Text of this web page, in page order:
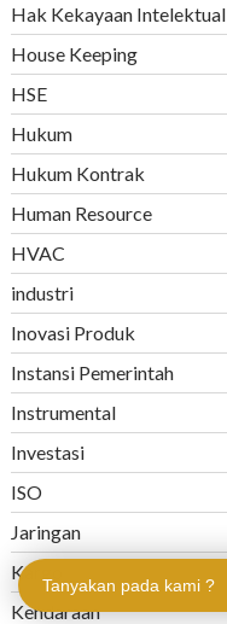
Hak Kekayaan Intelektual
House Keeping
HSE
Hukum
Hukum Kontrak
Human Resource
HVAC
industri
Inovasi Produk
Instansi Pemerintah
Instrumental
Investasi
ISO
Jaringan
Kargo
Kendaraan
Tanyakan pada kami ?